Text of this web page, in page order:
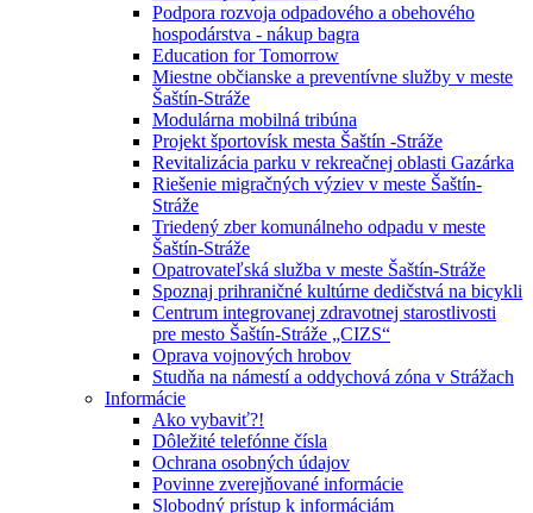
Podpora rozvoja odpadového a obehového
hospodárstva - nákup bagra
Education for Tomorrow
Miestne občianske a preventívne služby v meste
Šaštín-Stráže
Modulárna mobilná tribúna
Projekt športovísk mesta Šaštín -Stráže
Revitalizácia parku v rekreačnej oblasti Gazárka
Riešenie migračných výziev v meste Šaštín-
Stráže
Triedený zber komunálneho odpadu v meste
Šaštín-Stráže
Opatrovateľská služba v meste Šaštín-Stráže
Spoznaj prihraničné kultúrne dedičstvá na bicykli
Centrum integrovanej zdravotnej starostlivosti
pre mesto Šaštín-Stráže „CIZS“
Oprava vojnových hrobov
Studňa na námestí a oddychová zóna v Strážach
Informácie
Ako vybaviť?!
Dôležité telefónne čísla
Ochrana osobných údajov
Povinne zverejňované informácie
Slobodný prístup k informáciám